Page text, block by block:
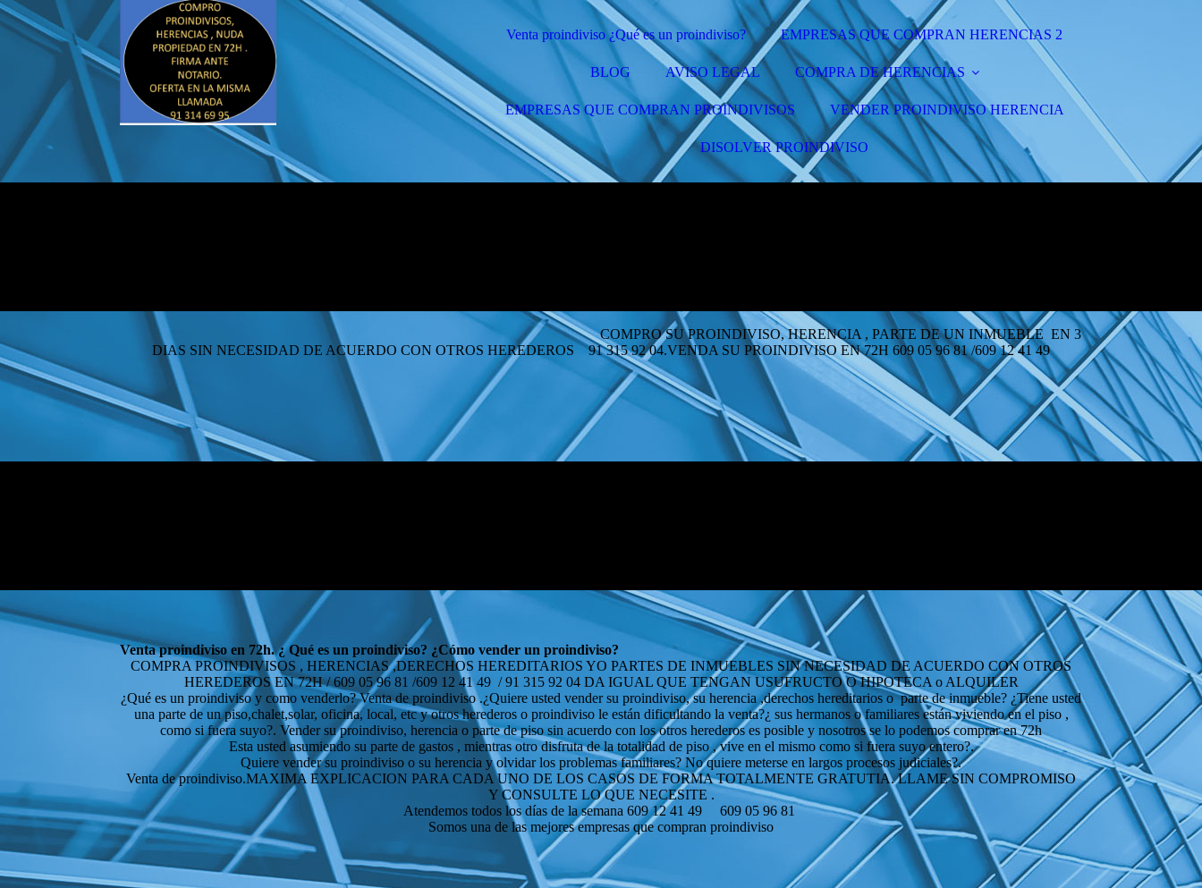
Venta proindiviso ¿Qué es un proindiviso? EMPRESAS QUE COMPRAN HERENCIAS 2
BLOG AVISO LEGAL COMPRA DE HERENCIAS
EMPRESAS QUE COMPRAN PROINDIVISOS VENDER PROINDIVISO HERENCIA
DISOLVER PROINDIVISO
COMPRO SU PROINDIVISO, HERENCIA , PARTE DE UN INMUEBLE EN 3
DIAS SIN NECESIDAD DE ACUERDO CON OTROS HEREDEROS 91 315 92 04.VENDA SU PROINDIVISO EN 72H 609 05 96 81 /609 12 41 49
Venta proindiviso en 72h. ¿ Qué es un proindiviso? ¿Cómo vender un proindiviso?
COMPRA PROINDIVISOS , HERENCIAS ,DERECHOS HEREDITARIOS YO PARTES DE INMUEBLES SIN NECESIDAD DE ACUERDO CON OTROS
HEREDEROS EN 72H / 609 05 96 81 /609 12 41 49 / 91 315 92 04 DA IGUAL QUE TENGAN USUFRUCTO O HIPOTECA o ALQUILER
¿Qué es un proindiviso y como venderlo? Venta de proindiviso .¿Quiere usted vender su proindiviso, su herencia ,derechos hereditarios o parte de inmueble? ¿Tiene usted
una parte de un piso,chalet,solar, oficina, local, etc y otros herederos o proindiviso le están dificultando la venta?¿ sus hermanos o familiares están viviendo en el piso ,
como si fuera suyo?. Vender su proindiviso, herencia o parte de piso sin acuerdo con los otros herederos es posible y nosotros se lo podemos comprar en 72h
Esta usted asumiendo su parte de gastos , mientras otro disfruta de la totalidad de piso , vive en el mismo como si fuera suyo entero?.
Quiere vender su proindiviso o su herencia y olvidar los problemas familiares? No quiere meterse en largos procesos judiciales?.
Venta de proindiviso.MAXIMA EXPLICACION PARA CADA UNO DE LOS CASOS DE FORMA TOTALMENTE GRATUTIA. LLAME SIN COMPROMISO
Y CONSULTE LO QUE NECESITE .
Atendemos todos los días de la semana 609 12 41 49 609 05 96 81
Somos una de las mejores empresas que compran proindiviso